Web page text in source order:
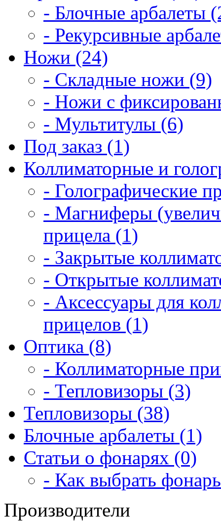
- Блочные арбалеты
- Рекурсивные
Ножи (24)
- Складные ножи (9)
- Ножи с
- Мультитулы (6)
Под заказ (1)
Коллиматорные и
- Голографические
- Магниферы
прицела (1)
- Закрытые
- Открытые
- Аксессуары для
прицелов (1)
Оптика (8)
- Коллиматорные
- Тепловизоры (3)
Тепловизоры (38)
Блочные арбалеты (1)
Статьи о фонарях (0)
- Как выбрать
Производители